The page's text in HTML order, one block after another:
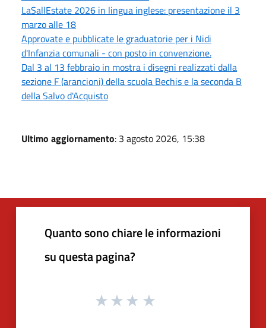
LaSallEstate 2026 in lingua inglese: presentazione il 3
marzo alle 18
Approvate e pubblicate le graduatorie per i Nidi
d'Infanzia comunali - con posto in convenzione.
Dal 3 al 13 febbraio in mostra i disegni realizzati dalla
sezione F (arancioni) della scuola Bechis e la seconda B
della Salvo d'Acquisto
Ultimo aggiornamento: 3 agosto 2026, 15:38
Quanto sono chiare le informazioni
su questa pagina?